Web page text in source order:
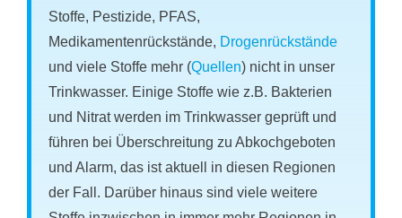
Stoffe, Pestizide, PFAS,
Medikamentenrückstände, Drogenrückstände
und viele Stoffe mehr (Quellen) nicht in unser
Trinkwasser. Einige Stoffe wie z.B. Bakterien
und Nitrat werden im Trinkwasser geprüft und
führen bei Überschreitung zu Abkochgeboten
und Alarm, das ist aktuell in diesen Regionen
der Fall. Darüber hinaus sind viele weitere